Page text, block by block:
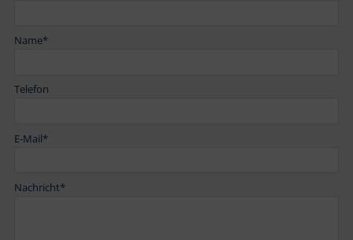
Name*
Telefon
E-Mail*
Nachricht*